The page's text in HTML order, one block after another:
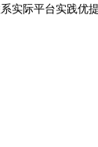
实际平台实践优